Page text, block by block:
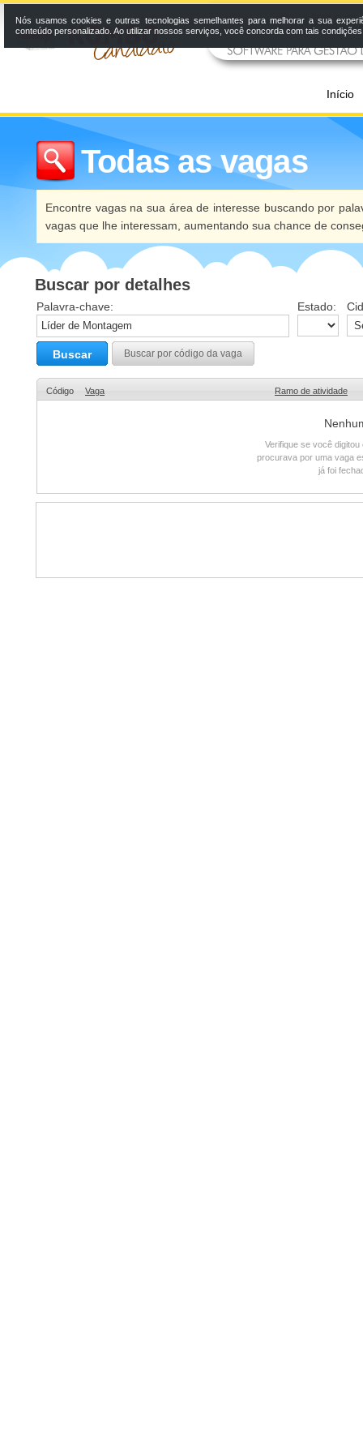
Início
Todas as vagas
Encontre vagas na sua área de interesse buscando por
vagas que lhe interessam, aumentando sua chance de
Buscar por detalhes
Palavra-chave: Estado:
Buscar Buscar por código da vaga
Código Vaga Ramo de atividade
Verifique se você
procurava por uma vaga
já foi
Nós usamos cookies e outras tecnologias semelhantes para melhorar a sua
conteúdo personalizado. Ao utilizar nossos serviços, você concorda com tais